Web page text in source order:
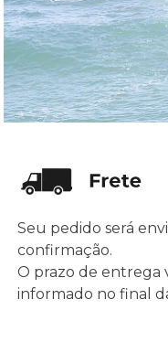
Seu pedido será
confirmação.
O prazo de entrega
informado no final